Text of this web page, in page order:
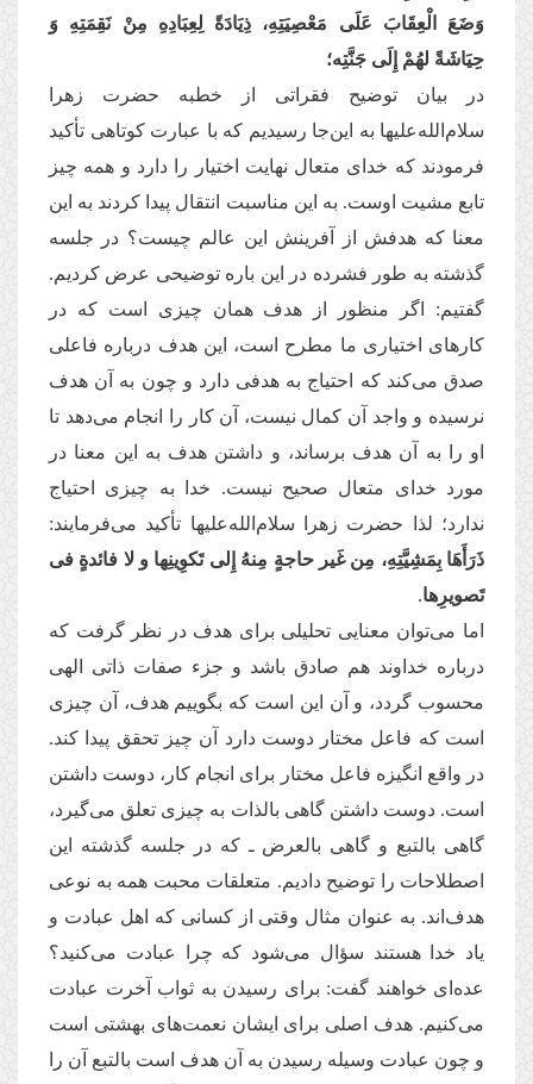
وَضَعَ الْعِقَابَ عَلَى مَعْصِیَتِهِ، ذِیَادَةً لِعِبَادِهِ مِنْ نَقِمَتِهِ وَ
حِیَاشَةً لهُمْ إِلَى جَنَّتِه؛
در بیان توضیح فقراتی از خطبه حضرت زهرا
سلام‌الله‌علیها به این‌جا رسیدیم که با عبارت کوتاهی تأکید
فرمودند که خدای متعال نهایت اختیار را دارد و همه چیز
تابع مشیت اوست. به این مناسبت انتقال پیدا کردند به این
معنا که هدفش از آفرینش این عالم چیست؟ در جلسه
گذشته به طور فشرده در این باره توضیحی عرض کردیم.
گفتیم: اگر منظور از هدف همان چیزی است که در
کارهای اختیاری ما مطرح است، این هدف درباره فاعلی
صدق می‌کند که احتیاج به هدفی دارد و چون به آن هدف
نرسیده و واجد آن کمال نیست، آن کار را انجام می‌دهد تا
او را به آن هدف برساند، و داشتن هدف به این معنا در
مورد خدای متعال صحیح نیست. خدا به چیزی احتیاج
ندارد؛ لذا حضرت زهرا سلام‌الله‌علیها تأکید می‌فرمایند:
ذَرَأَهَا بِمَشِیَّتِهِ، مِن غَیر حاجةٍ مِنهُ إِلى تَكوِینِها و لا فائدةٍ فی
تَصویرِها.
اما می‌توان معنایی تحلیلی برای هدف در نظر گرفت که
درباره خداوند هم صادق باشد و جزء صفات ذاتی الهی
محسوب گردد، و آن این است که بگوییم هدف، آن چیزی
است که فاعل مختار دوست دارد آن چیز تحقق پیدا کند.
در واقع انگیزه فاعل مختار برای انجام کار، دوست داشتن‌
است. دوست داشتن گاهی بالذات به چیزی تعلق می‌گیرد،
گاهی بالتبع و گاهی بالعرض ـ که در جلسه گذشته این
اصطلاحات را توضیح دادیم. متعلقات محبت همه به نوعی
هدف‌اند. به عنوان مثال وقتی از کسانی که اهل عبادت و
یاد خدا هستند سؤال می‌شود که چرا عبادت می‌کنید؟
عده‌ای خواهند گفت: برای رسیدن به ثواب آخرت عبادت
می‌کنیم. هدف اصلی برای ایشان نعمت‌های بهشتی است
و چون عبادت وسیله رسیدن به آن هدف است بالتبع آن را